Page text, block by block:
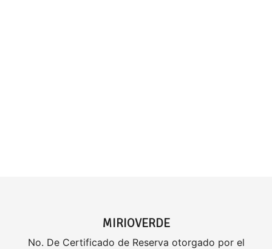
MIRIOVERDE
No. De Certificado de Reserva otorgado por el